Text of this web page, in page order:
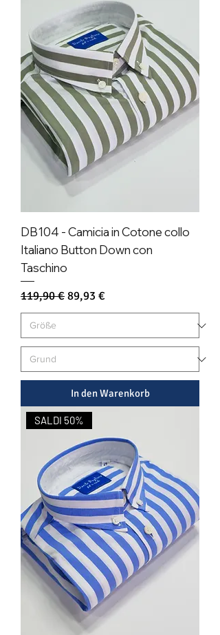
DB104 - Camicia in Cotone collo
Italiano Button Down con
Taschino
Standardpreis
119,90 €Sale-Preis
89,93 €
In den Warenkorb
SALDI 50%